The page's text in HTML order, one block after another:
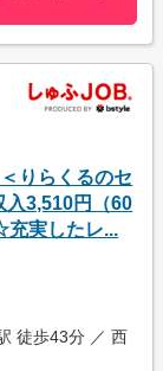
りらくるのセ
3,510円（60
実したレ...
徒歩43分 ／ 西